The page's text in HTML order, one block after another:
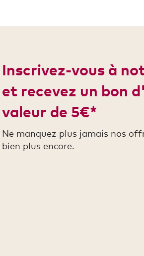
Inscrivez-vous à
et recevez un bon
valeur de 5€*
Ne manquez plus jamais nos
bien plus encore.